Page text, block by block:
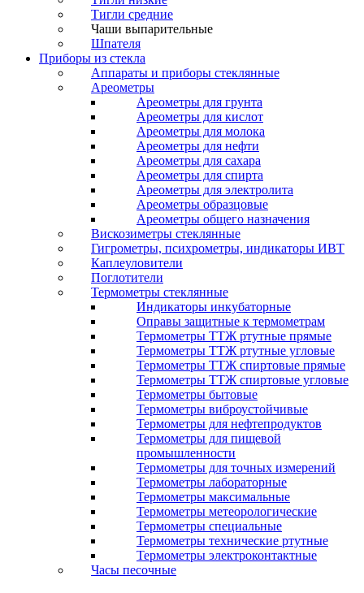
Тигли средние
Чаши выпарительные
Шпателя
Приборы из стекла
Аппараты и приборы стеклянные
Ареометры
Ареометры для грунта
Ареометры для кислот
Ареометры для молока
Ареометры для нефти
Ареометры для сахара
Ареометры для спирта
Ареометры для электролита
Ареометры образцовые
Ареометры общего назначения
Вискозиметры стеклянные
Гигрометры, психрометры, индикаторы ИВТ
Каплеуловители
Поглотители
Термометры стеклянные
Индикаторы инкубаторные
Оправы защитные к термометрам
Термометры ТТЖ ртутные прямые
Термометры ТТЖ ртутные угловые
Термометры ТТЖ спиртовые прямые
Термометры ТТЖ спиртовые угловые
Термометры бытовые
Термометры виброустойчивые
Термометры для нефтепродуктов
Термометры для пищевой
промышленности
Термометры для точных измерений
Термометры лабораторные
Термометры максимальные
Термометры метеорологические
Термометры специальные
Термометры технические ртутные
Термометры электроконтактные
Часы песочные